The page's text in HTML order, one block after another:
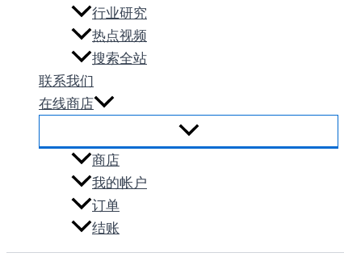
行业研究
热点视频
搜索全站
联系我们
在线商店
商店
我的帐户
订单
结账